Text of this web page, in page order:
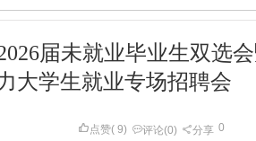
届未就业毕业生双选
大学生就业专场招聘会
点赞( 9) 评论(0) 分享 0